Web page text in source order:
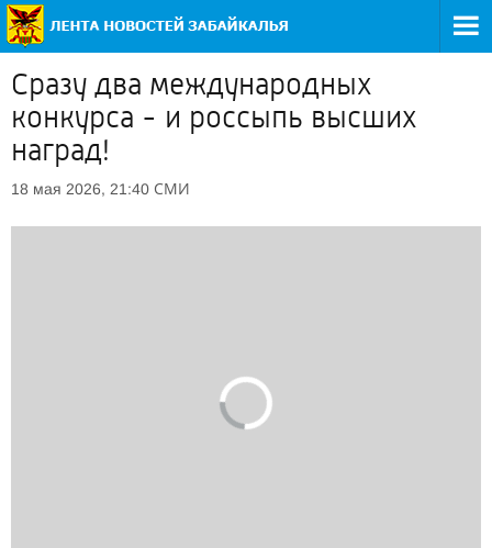
Сразу два международных
конкурса - и россыпь высших
наград!
18 мая 2026, 21:40 СМИ